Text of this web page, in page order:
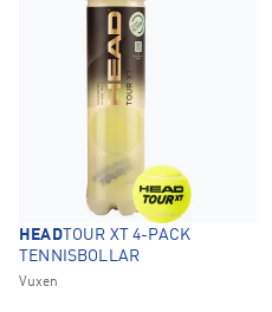
HEADTOUR XT 4-PACK
TENNISBOLLAR
Vuxen